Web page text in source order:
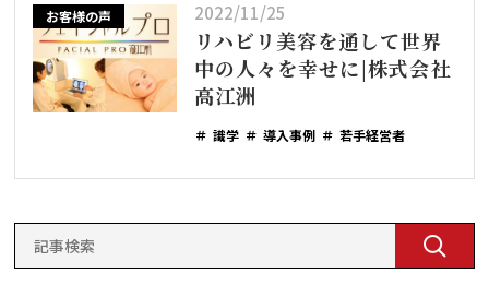
お客様の声 2022/11/25
リハビリ美容を通して世界
中の人々を幸せに|株式会社
高江洲
識学 導入事例 若手経営者